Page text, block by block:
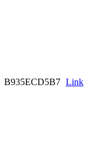
B935ECD5B7 Link